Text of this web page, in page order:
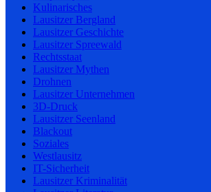
Kulinarisches
Lausitzer Bergland
Lausitzer Geschichte
Lausitzer Spreewald
Rechtsstaat
Lausitzer Mythen
Drohnen
Lausitzer Unternehmen
3D-Druck
Lausitzer Seenland
Blackout
Soziales
Westlausitz
IT-Sicherheit
Lausitzer Kriminalität